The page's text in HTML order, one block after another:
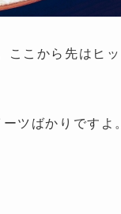
こから先はヒ
ツばかりですよ。